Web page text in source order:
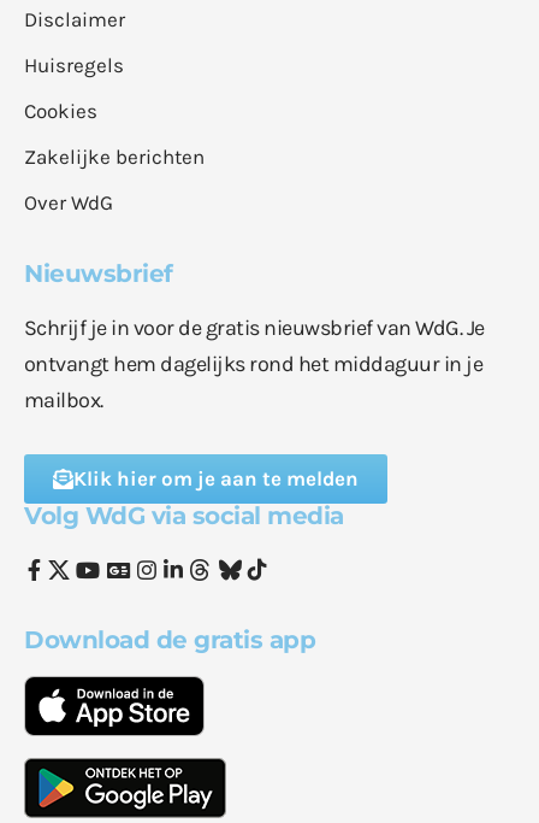
Disclaimer
Huisregels
Cookies
Zakelijke berichten
Over WdG
Nieuwsbrief
Schrijf je in voor de gratis nieuwsbrief van WdG. Je
ontvangt hem dagelijks rond het middaguur in je
mailbox.
Klik hier om je aan te melden
Volg WdG via social media
Download de gratis app